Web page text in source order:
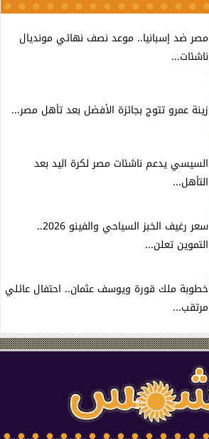
مصر ضد إسبانيا.. موعد نصف نهائي مونديال
ناشئات...
زينة عمرو تتوج بجائزة الأفضل بعد تأهل مصر...
السيسي يدعم ناشئات مصر لكرة اليد بعد
التأهل...
سعر رغيف الخبز السياحي والفينو 2026..
التموين تعلن...
خطوبة ملك قورة ويوسف عثمان.. احتفال عائلي
مرتقب...